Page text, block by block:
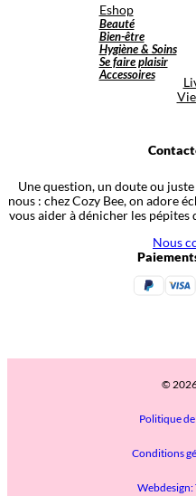
Eshop
Beauté
Bien-être
Hygiène & Soins
Se faire plaisir
Accessoires
Une question, un doute ou
nous : chez Cozy Bee, on adore
vous aider à dénicher les
Nous
©
Politique
Conditions
Webdesign: